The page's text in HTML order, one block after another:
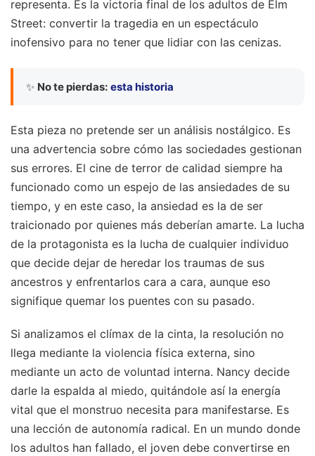
representa. Es la victoria final de los adultos de Elm
Street: convertir la tragedia en un espectáculo
inofensivo para no tener que lidiar con las cenizas.
✨ No te pierdas: esta historia
Esta pieza no pretende ser un análisis nostálgico. Es
una advertencia sobre cómo las sociedades gestionan
sus errores. El cine de terror de calidad siempre ha
funcionado como un espejo de las ansiedades de su
tiempo, y en este caso, la ansiedad es la de ser
traicionado por quienes más deberían amarte. La lucha
de la protagonista es la lucha de cualquier individuo
que decide dejar de heredar los traumas de sus
ancestros y enfrentarlos cara a cara, aunque eso
signifique quemar los puentes con su pasado.
Si analizamos el clímax de la cinta, la resolución no
llega mediante la violencia física externa, sino
mediante un acto de voluntad interna. Nancy decide
darle la espalda al miedo, quitándole así la energía
vital que el monstruo necesita para manifestarse. Es
una lección de autonomía radical. En un mundo donde
los adultos han fallado, el joven debe convertirse en